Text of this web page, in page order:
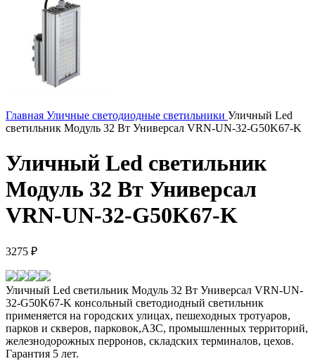
Главная Уличные светодиодные светильники Уличный Led
светильник Модуль 32 Вт Универсал VRN-UN-32-G50K67-K
Уличный Led светильник
Модуль 32 Вт Универсал
VRN-UN-32-G50K67-K
3275 ₽
Уличный Led светильник Модуль 32 Вт Универсал VRN-UN-
32-G50K67-K консольный светодиодный светильник
применяется на городских улицах, пешеходных тротуаров,
парков и скверов, парковок,АЗС, промышленных территорий,
железнодорожных перронов, складских терминалов, цехов.
Гарантия 5 лет.